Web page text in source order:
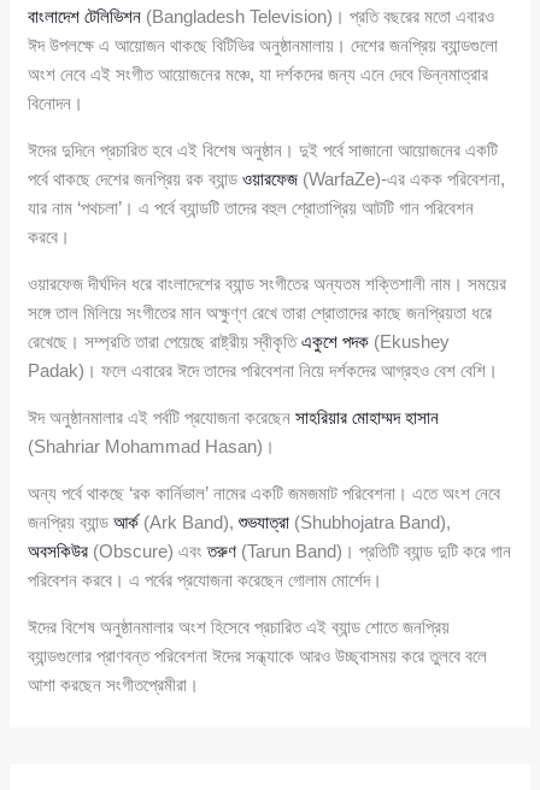
বাংলাদেশ টেলিভিশন (Bangladesh Television)। প্রতি বছরের মতো এবারও
ঈদ উপলক্ষে এ আয়োজন থাকছে বিটিভির অনুষ্ঠানমালায়। দেশের জনপ্রিয় ব্যান্ডগুলো
অংশ নেবে এই সংগীত আয়োজনের মঞ্চে, যা দর্শকদের জন্য এনে দেবে ভিন্নমাত্রার
বিনোদন।
ঈদের দুদিনে প্রচারিত হবে এই বিশেষ অনুষ্ঠান। দুই পর্বে সাজানো আয়োজনের একটি
পর্বে থাকছে দেশের জনপ্রিয় রক ব্যান্ডওয়ারফেজ (WarfaZe)-এর একক পরিবেশনা,
যার নাম ‘পথচলা’। এ পর্বে ব্যান্ডটি তাদের বহুল শ্রোতাপ্রিয় আটটি গান পরিবেশন
করবে।
ওয়ারফেজ দীর্ঘদিন ধরে বাংলাদেশের ব্যান্ড সংগীতের অন্যতম শক্তিশালী নাম। সময়ের
সঙ্গে তাল মিলিয়ে সংগীতের মান অক্ষুণ্ণ রেখে তারা শ্রোতাদের কাছে জনপ্রিয়তা ধরে
রেখেছে। সম্প্রতি তারা পেয়েছে রাষ্ট্রীয় স্বীকৃতিএকুশে পদক (Ekushey
Padak)। ফলে এবারের ঈদে তাদের পরিবেশনা নিয়ে দর্শকদের আগ্রহও বেশ বেশি।
ঈদ অনুষ্ঠানমালার এই পর্বটি প্রযোজনা করেছেনসাহরিয়ার মোহাম্মদ হাসান
(Shahriar Mohammad Hasan)।
অন্য পর্বে থাকছে ‘রক কার্নিভাল’ নামের একটি জমজমাট পরিবেশনা। এতে অংশ নেবে
জনপ্রিয় ব্যান্ডআর্ক(Ark Band),শুভযাত্রা (Shubhojatra Band),
অবসকিউর (Obscure) এবংতরুণ (Tarun Band)। প্রতিটি ব্যান্ড দুটি করে গান
পরিবেশন করবে। এ পর্বের প্রযোজনা করেছেন গোলাম মোর্শেদ।
ঈদের বিশেষ অনুষ্ঠানমালার অংশ হিসেবে প্রচারিত এই ব্যান্ড শোতে জনপ্রিয়
ব্যান্ডগুলোর প্রাণবন্ত পরিবেশনা ঈদের সন্ধ্যাকে আরও উচ্ছ্বাসময় করে তুলবে বলে
আশা করছেন সংগীতপ্রেমীরা।